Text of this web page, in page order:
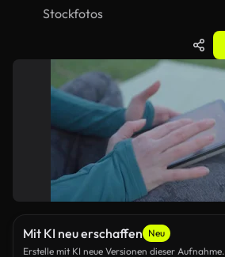
Stockfotos
Mit KI neu erschaffen Neu
Erstelle mit KI neue Versionen dieser Aufnahme.